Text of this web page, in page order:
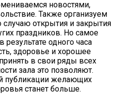
новостями,
Также организуем
случаю открытия и закрытия
праздников. Но самое
одного часа
здоровье и хорошее
в свои ряды всех
зала это позволяют.
публикации желающих
станет больше.